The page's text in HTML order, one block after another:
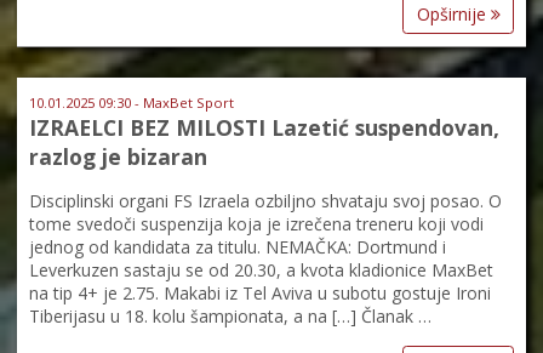
Opširnije
10.01.2025 09:30 - MaxBet Sport
IZRAELCI BEZ MILOSTI Lazetić suspendovan,
razlog je bizaran
Disciplinski organi FS Izraela ozbiljno shvataju svoj posao. O
tome svedoči suspenzija koja je izrečena treneru koji vodi
jednog od kandidata za titulu. NEMAČKA: Dortmund i
Leverkuzen sastaju se od 20.30, a kvota kladionice MaxBet
na tip 4+ je 2.75. Makabi iz Tel Aviva u subotu gostuje Ironi
Tiberijasu u 18. kolu šampionata, a na […] Članak …